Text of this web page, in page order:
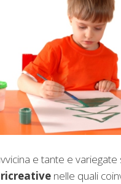
e tante e variegate
nelle quali